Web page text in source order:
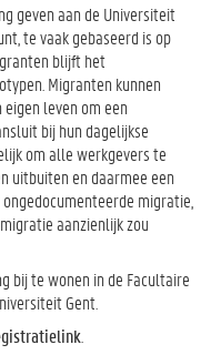
geven aan de Universiteit
te vaak gebaseerd is op
blijft het
Migranten kunnen
leven om een
bij hun dagelijkse
om alle werkgevers te
uitbuiten en daarmee een
migratie,
aanzienlijk zou
bij te wonen in de Facultaire
Gent.